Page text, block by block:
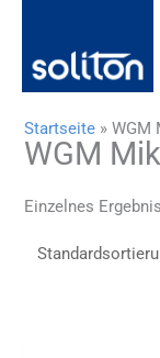
springen
Startseite »WGM
WGM
Einzelnes